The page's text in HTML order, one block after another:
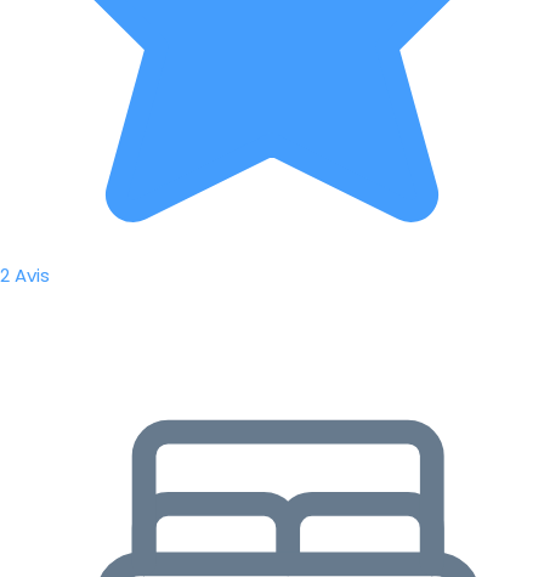
2 Avis